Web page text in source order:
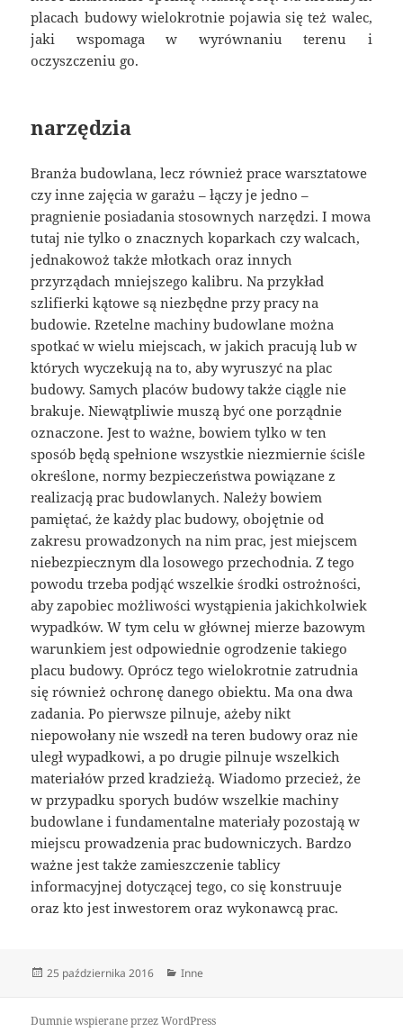
placach budowy wielokrotnie pojawia się też walec,
jaki wspomaga w wyrównaniu terenu i
oczyszczeniu go.
narzędzia
Branża budowlana, lecz również prace warsztatowe
czy inne zajęcia w garażu – łączy je jedno –
pragnienie posiadania stosownych narzędzi. I mowa
tutaj nie tylko o znacznych koparkach czy walcach,
jednakowoż także młotkach oraz innych
przyrządach mniejszego kalibru. Na przykład
szlifierki kątowe są niezbędne przy pracy na
budowie. Rzetelne machiny budowlane można
spotkać w wielu miejscach, w jakich pracują lub w
których wyczekują na to, aby wyruszyć na plac
budowy. Samych placów budowy także ciągle nie
brakuje. Niewątpliwie muszą być one porządnie
oznaczone. Jest to ważne, bowiem tylko w ten
sposób będą spełnione wszystkie niezmiernie ściśle
określone, normy bezpieczeństwa powiązane z
realizacją prac budowlanych. Należy bowiem
pamiętać, że każdy plac budowy, obojętnie od
zakresu prowadzonych na nim prac, jest miejscem
niebezpiecznym dla losowego przechodnia. Z tego
powodu trzeba podjąć wszelkie środki ostrożności,
aby zapobiec możliwości wystąpienia jakichkolwiek
wypadków. W tym celu w głównej mierze bazowym
warunkiem jest odpowiednie ogrodzenie takiego
placu budowy. Oprócz tego wielokrotnie zatrudnia
się również ochronę danego obiektu. Ma ona dwa
zadania. Po pierwsze pilnuje, ażeby nikt
niepowołany nie wszedł na teren budowy oraz nie
uległ wypadkowi, a po drugie pilnuje wszelkich
materiałów przed kradzieżą. Wiadomo przecież, że
w przypadku sporych budów wszelkie machiny
budowlane i fundamentalne materiały pozostają w
miejscu prowadzenia prac budowniczych. Bardzo
ważne jest także zamieszczenie tablicy
informacyjnej dotyczącej tego, co się konstruuje
oraz kto jest inwestorem oraz wykonawcą prac.
Data
25 października 2016 Kategorie
Inne
Dumnie wspierane przez WordPress